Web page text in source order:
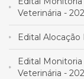
Veterinária -
Edital
Edital
Veterinária -